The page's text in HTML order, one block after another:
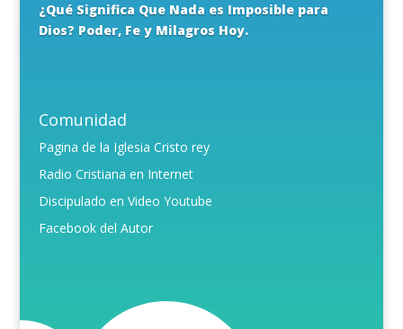
¿Qué Significa Que Nada es Imposible para
Dios? Poder, Fe y Milagros Hoy.
Comunidad
Pagina de la Iglesia Cristo rey
Radio Cristiana en Internet
Discipulado en Video Youtube
Facebook del Autor